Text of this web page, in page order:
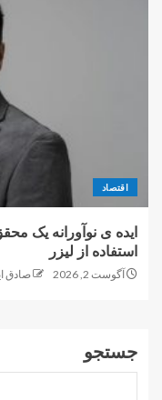
اقتصاد
ایده ی نوآورانه یک
استفاده از لیزر
آگوست 2, 2026 صادق
جستجو